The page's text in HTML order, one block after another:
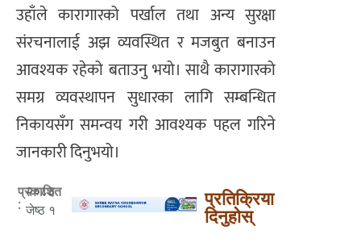
उहाँले कारागारको पर्खाल तथा अन्य सुरक्षा
संरचनालाई अझ व्यवस्थित र मजबुत बनाउन
आवश्यक रहेको बताउनु भयो। साथै कारागारको
समग्र व्यवस्थापन सुधारका लागि सम्बन्धित
निकायसँग समन्वय गरी आवश्यक पहल गरिने
जानकारी दिनुभयो।
प्रकाशित
:
२०८३
जेष्ठ १
प्रतिक्रिया
दिनुहोस्